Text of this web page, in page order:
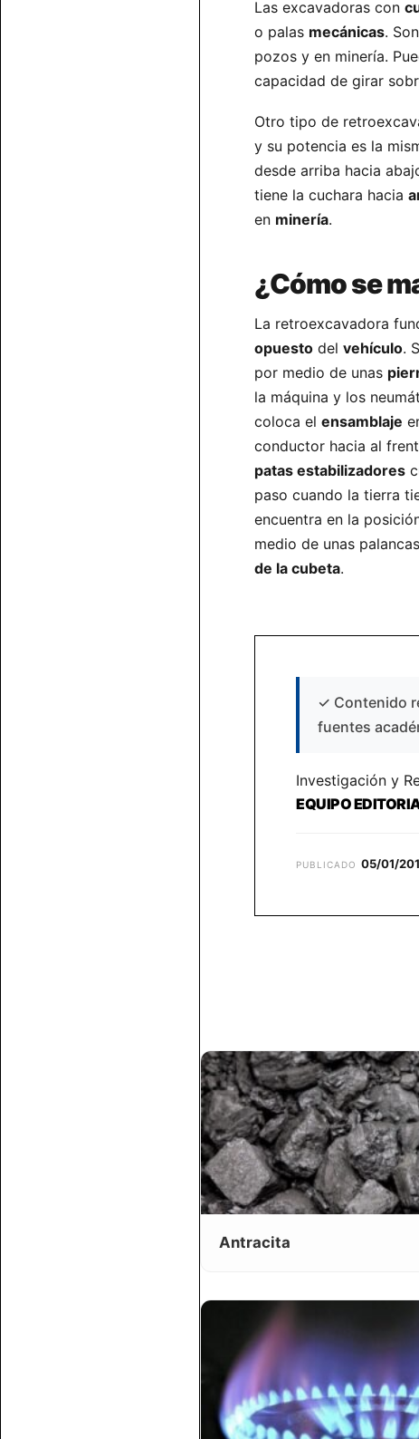
Las excavadoras con
o palas mecánicas.
pozos y en minería.
capacidad de girar
Otro tipo de
y su potencia es la
desde arriba hacia
tiene la cuchara hacia
en minería.
¿Cómo se
La retroexcavadora
opuesto del vehículo.
por medio de unas
la máquina y los
coloca el ensamblaje
conductor hacia al
patas estabilizadores
paso cuando la tierra
encuentra en la
medio de unas
de la cubeta.
✓ Contenido
fuentes
Investigación y
EQUIPO
PUBLICADO 05/01/
Antracita